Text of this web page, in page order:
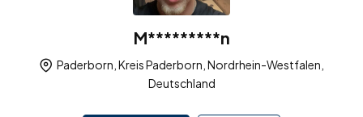
M*********n
Paderborn, Kreis Paderborn, Nordrhein-Westfalen,
Deutschland